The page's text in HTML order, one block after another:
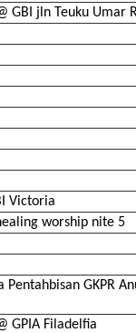
GBI jln Teuku Umar
Victoria
worship nite 5
GKPR
GPIA Filadelfia